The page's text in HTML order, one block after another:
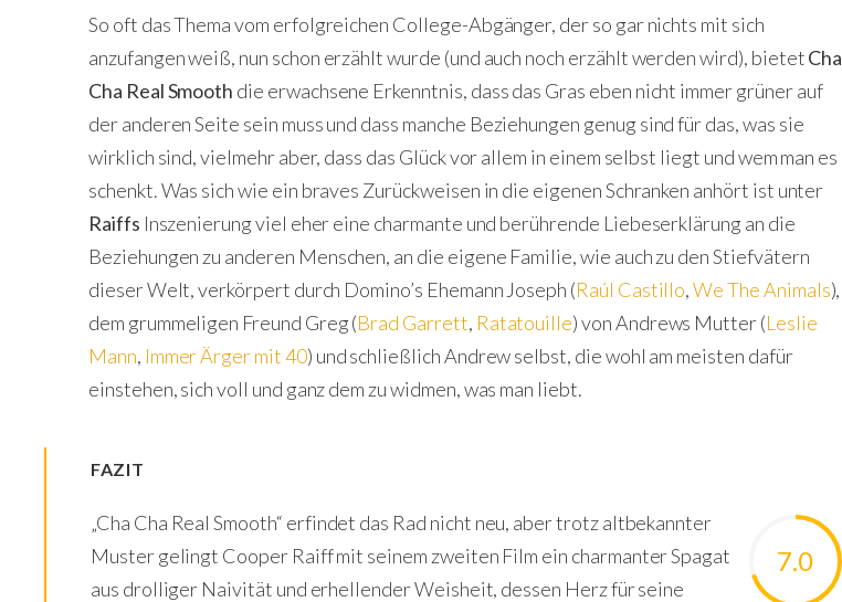
So oft das Thema vom erfolgreichen College-Abgänger, der so gar nichts mit sich
anzufangen weiß, nun schon erzählt wurde (und auch noch erzählt werden wird), bietetCha
Cha Real Smooth die erwachsene Erkenntnis, dass das Gras eben nicht immer grüner auf
der anderen Seite sein muss und dass manche Beziehungen genug sind für das, was sie
wirklich sind, vielmehr aber, dass das Glück vor allem in einem selbst liegt und wem man es
schenkt. Was sich wie ein braves Zurückweisen in die eigenen Schranken anhört ist unter
Raiffs Inszenierung viel eher eine charmante und berührende Liebeserklärung an die
Beziehungen zu anderen Menschen, an die eigene Familie, wie auch zu den Stiefvätern
dieser Welt, verkörpert durch Domino’s Ehemann Joseph (Raúl Castillo,We The Animals),
dem grummeligen Freund Greg (Brad Garrett, Ratatouille) von Andrews Mutter (Leslie
Mann, Immer Ärger mit 40) und schließlich Andrew selbst, die wohl am meisten dafür
einstehen, sich voll und ganz dem zu widmen, was man liebt.
FAZIT
7.0
„Cha Cha Real Smooth“ erfindet das Rad nicht neu, aber trotz altbekannter
Muster gelingt Cooper Raiff mit seinem zweiten Film ein charmanter Spagat
aus drolliger Naivität und erhellender Weisheit, dessen Herz für seine